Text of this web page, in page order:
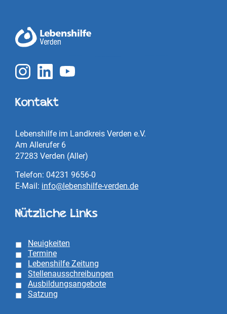
Kontakt
Lebenshilfe im Landkreis Verden e.V.
Am Allerufer 6
27283 Verden (Aller)
Telefon: 04231 9656-0
E-Mail: info@lebenshilfe-verden.de
Nützliche Links
Neuigkeiten
Termine
Lebenshilfe Zeitung
Stellenausschreibungen
Ausbildungsangebote
Satzung